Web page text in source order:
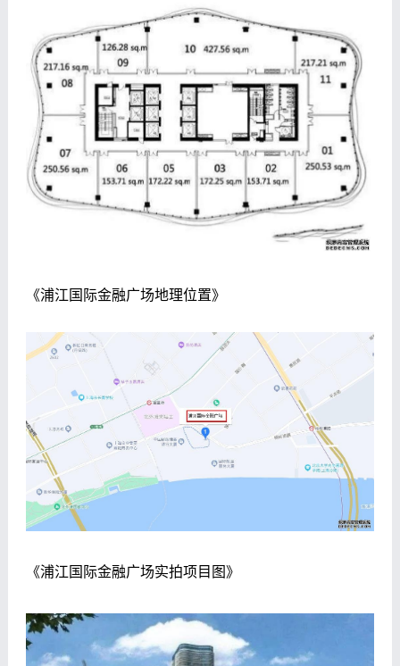
《浦江国际金融广场地理位置》
《浦江国际金融广场实拍项目图》